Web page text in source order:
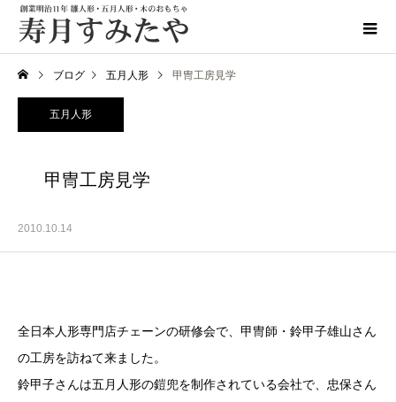
ブログ 五月人形 甲冑工房見学
五月人形
甲冑工房見学
2010.10.14
全日本人形専門店チェーンの研修会で、甲冑師・鈴甲子雄山さん
の工房を訪ねて来ました。
鈴甲子さんは五月人形の鎧兜を制作されている会社で、忠保さん